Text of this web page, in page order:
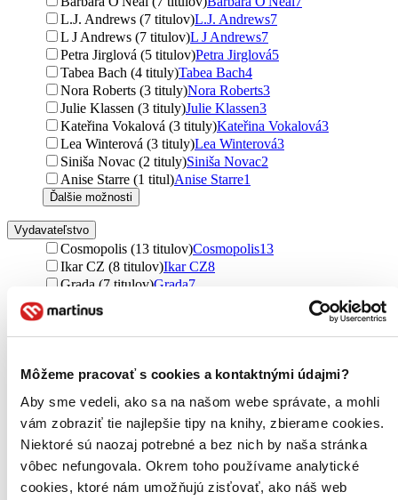
Môžeme pracovať s cookies a kontaktnými údajmi?
Aby sme vedeli, ako sa na našom webe správate, a mohli
vám zobraziť tie najlepšie tipy na knihy, zbierame cookies.
Niektoré sú naozaj potrebné a bez nich by naša stránka
vôbec nefungovala. Okrem toho používame analytické
cookies, ktoré nám umožňujú zisťovať, ako náš web
L.J. Andrews (7 titulov)L.J. Andrews7
L J Andrews (7 titulov)L J Andrews7
Petra Jirglová (5 titulov)Petra Jirglová5
Tabea Bach (4 tituly)Tabea Bach4
Nora Roberts (3 tituly)Nora Roberts3
Julie Klassen (3 tituly)Julie Klassen3
Kateřina Vokalová (3 tituly)Kateřina Vokalová3
Lea Winterová (3 tituly)Lea Winterová3
Siniša Novac (2 tituly)Siniša Novac2
Anise Starre (1 titul)Anise Starre1
Ďalšie možnosti
Vydavateľstvo
Cosmopolis (13 titulov)Cosmopolis13
Ikar CZ (8 titulov)Ikar CZ8
Grada (7 titulov)Grada7
Aktuell (4 tituly)
Hodder and Stoughton (4 tituly)
Hodder and Stoughton4
Sphere (4 tituly)Sphere4
Verbarium (3 tituly)Verbarium3
Fragment3
Pointa (3 tituly)Pointa 3
Zelený kocúr (2 tituly)Zelený kocúr2
Alpress (2 tituly)Alpress2
i527.net (2 tituly)
Metafora (2 tituly)Metafora2